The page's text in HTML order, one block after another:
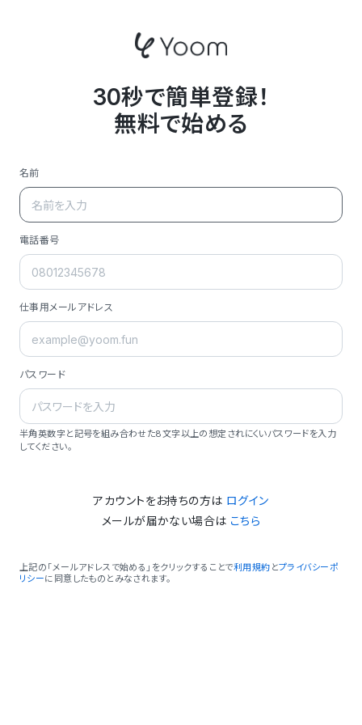
30秒で簡単登録！
無料で始める
名前
電話番号
仕事用メールアドレス
パスワード
半角英数字と記号を組み合わせた8文字以上の想定されにくいパスワードを入力
してください。
アカウントをお持ちの方は ログイン
メールが届かない場合は こちら
上記の「メールアドレスで始める」をクリックすることで利用規約 とプライバシーポ
リシーに同意したものとみなされます。